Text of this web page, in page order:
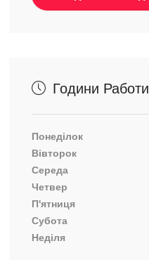
Години Работи
Понеділок
Вівторок
Середа
Четвер
П'ятниця
Субота
Неділя